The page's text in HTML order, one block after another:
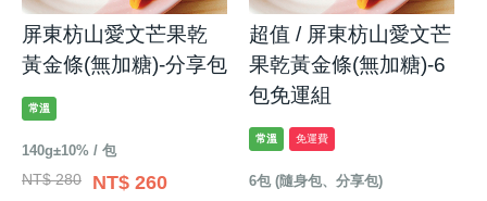
屏東枋山愛文芒果乾
黃金條(無加糖)-分享包
常溫
140g±10% / 包
NT$ 280 NT$ 260
超值 / 屏東枋山愛文芒
果乾黃金條(無加糖)-6
包免運組
常溫 免運費
6包 (隨身包、分享包)